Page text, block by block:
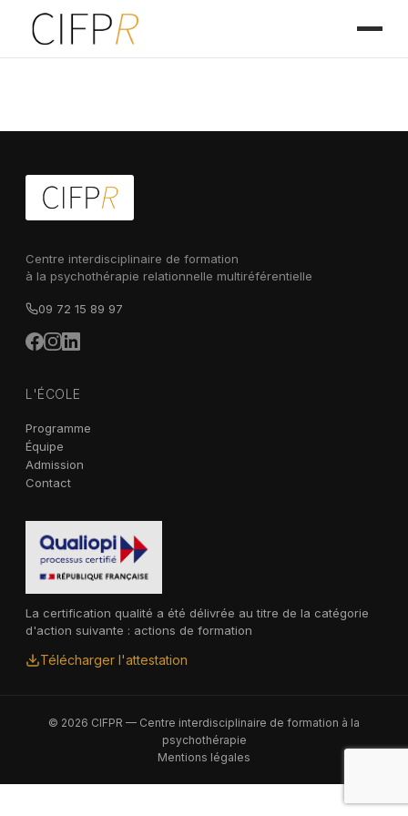
Centre interdisciplinaire de formation
à la psychothérapie relationnelle multiréférentielle
09 72 15 89 97
L'ÉCOLE
Programme
Équipe
Admission
Contact
La certification qualité a été délivrée au titre de la catégorie
d'action suivante : actions de formation
Télécharger l'attestation
© 2026 CIFPR — Centre interdisciplinaire de formation à la
psychothérapie
Mentions légales